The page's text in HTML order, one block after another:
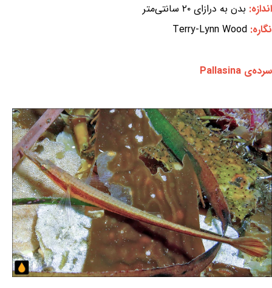
اندازه: بدن به درازای ۲۰ سانتی‌متر
نگاره: Terry-Lynn Wood
سرده‌ی Pallasina